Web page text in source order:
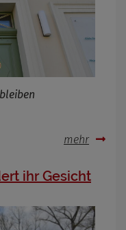
mehr
ihr Gesicht